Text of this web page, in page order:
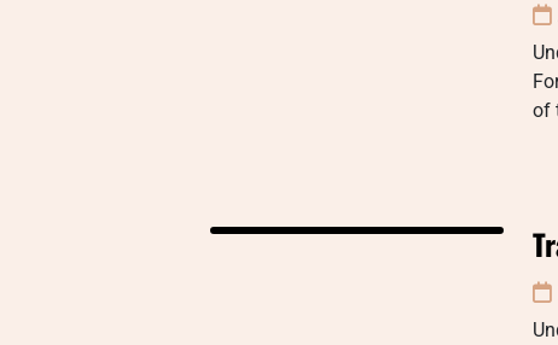
of